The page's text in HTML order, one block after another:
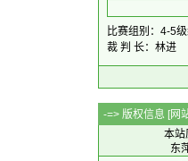
比赛组别：4-5级
裁 判 长：林进
-=> 版权信息 [网
本站
东